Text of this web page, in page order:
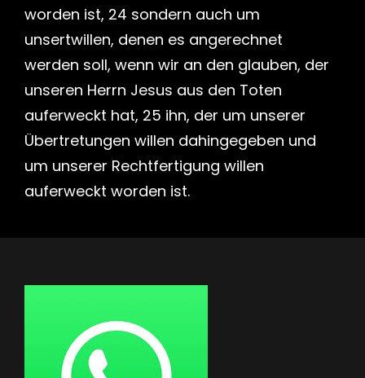
worden ist, 24 sondern auch um
unsertwillen, denen es angerechnet
werden soll, wenn wir an den glauben, der
unseren Herrn Jesus aus den Toten
auferweckt hat, 25 ihn, der um unserer
Übertretungen willen dahingegeben und
um unserer Rechtfertigung willen
auferweckt worden ist.